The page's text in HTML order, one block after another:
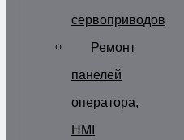
сервоприводов
Ремонт
панелей
оператора,
HMI